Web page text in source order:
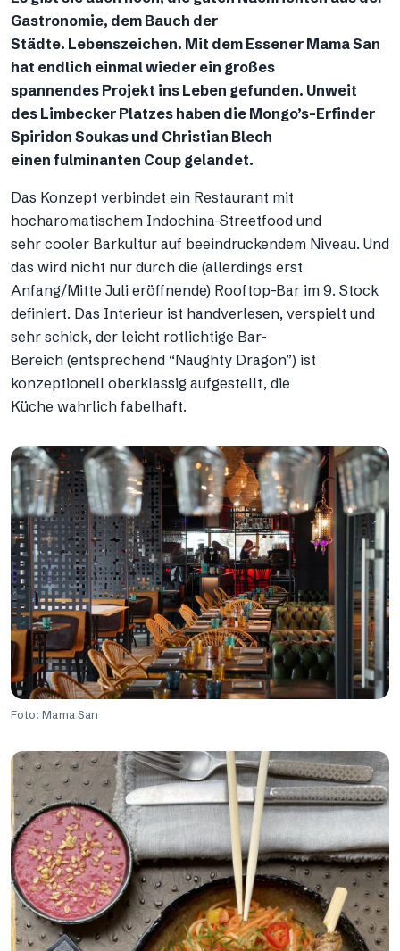
Gastronomie, dem Bauch der
Städte. Lebenszeichen. Mit dem Essener Mama San
hat endlich einmal wieder ein großes
spannendes Projekt ins Leben gefunden. Unweit
des Limbecker Platzes haben die Mongo’s-Erfinder
Spiridon Soukas und Christian Blech
einen fulminanten Coup gelandet.
Das Konzept verbindet ein Restaurant mit
hocharomatischem Indochina-Streetfood und
sehr cooler Barkultur auf beeindruckendem Niveau. Und
das wird nicht nur durch die (allerdings erst
Anfang/Mitte Juli eröffnende) Rooftop-Bar im 9. Stock
definiert. Das Interieur ist handverlesen, verspielt und
sehr schick, der leicht rotlichtige Bar-
Bereich (entsprechend “Naughty Dragon”) ist
konzeptionell oberklassig aufgestellt, die
Küche wahrlich fabelhaft.
Foto: Mama San